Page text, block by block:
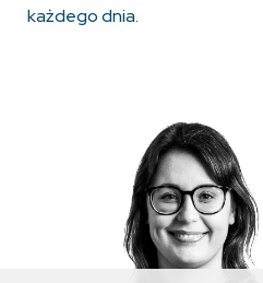
każdego dnia.